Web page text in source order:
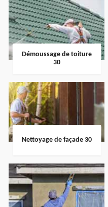
Démoussage de toiture
30
Nettoyage de façade 30